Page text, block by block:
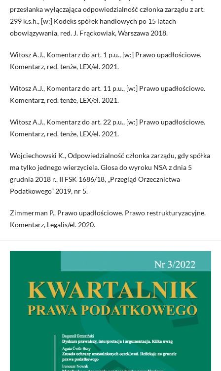
przesłanka wyłączająca odpowiedzialność członka zarządu z art.
299 k.s.h., [w:] Kodeks spółek handlowych po 15 latach
obowiązywania, red. J. Frąckowiak, Warszawa 2018.
Witosz A.J., Komentarz do art. 1 p.u., [w:] Prawo upadłościowe.
Komentarz, red. tenże, LEX/el. 2021.
Witosz A.J., Komentarz do art. 11 p.u., [w:] Prawo upadłościowe.
Komentarz, red. tenże, LEX/el. 2021.
Witosz A.J., Komentarz do art. 22 p.u., [w:] Prawo upadłościowe.
Komentarz, red. tenże, LEX/el. 2021.
Wojciechowski K., Odpowiedzialność członka zarządu, gdy spółka
ma tylko jednego wierzyciela. Glosa do wyroku NSA z dnia 5
grudnia 2018 r., II FSK 1686/18, „Przegląd Orzecznictwa
Podatkowego” 2019, nr 5.
Zimmerman P., Prawo upadłościowe. Prawo restrukturyzacyjne.
Komentarz, Legalis/el. 2020.